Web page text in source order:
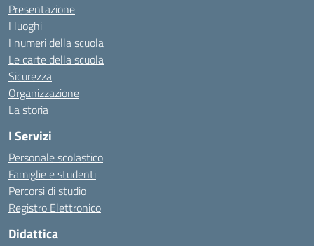
Presentazione
I luoghi
I numeri della scuola
Le carte della scuola
Sicurezza
Organizzazione
La storia
I Servizi
Personale scolastico
Famiglie e studenti
Percorsi di studio
Registro Elettronico
Didattica